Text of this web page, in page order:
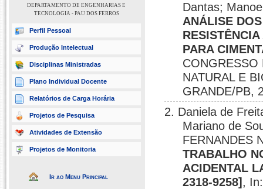
DEPARTAMENTO DE ENGENHARIAS E
TECNOLOGIA - PAU DOS FERROS
Perfil Pessoal
Produção Intelectual
Disciplinas Ministradas
Plano Individual Docente
Relatórios de Carga Horária
Projetos de Pesquisa
Atividades de Extensão
Projetos de Monitoria
Ir ao Menu Principal
Dantas;
ANÁLISE
PARA
CONGRESSO
NATURAL E
GRANDE/PB,
2. Daniela de
Mariano de
FERNANDES
TRABALHO
ACIDENTAL
2318-9258] ,